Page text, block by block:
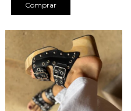
Comprar